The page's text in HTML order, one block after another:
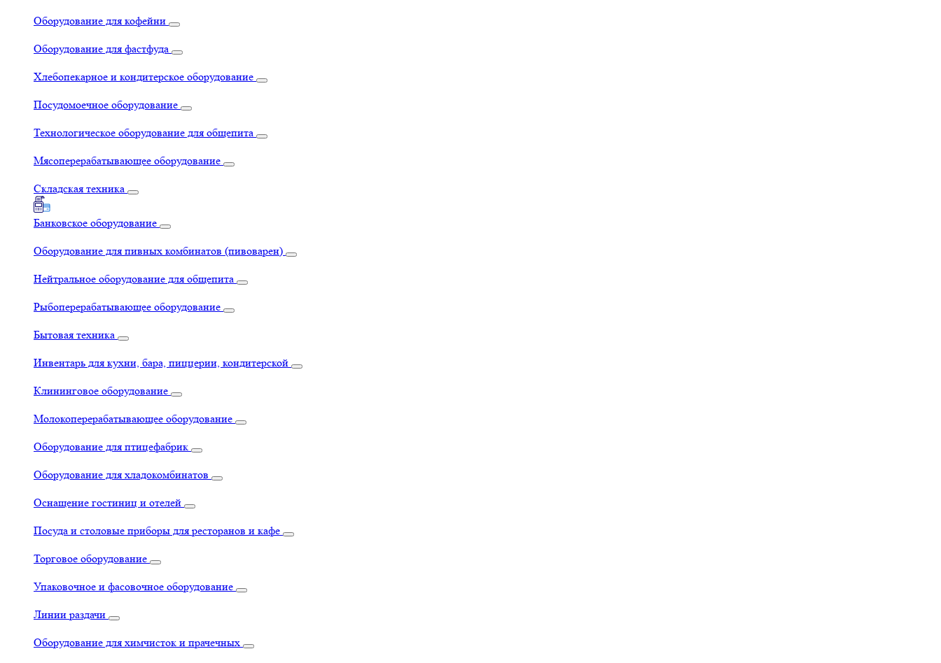
Оборудование для кофейни
Оборудование для фастфуда
Хлебопекарное и кондитерское оборудование
Посудомоечное оборудование
Технологическое оборудование для общепита
Мясоперерабатывающее оборудование
Складская техника
Банковское оборудование
Оборудование для пивных комбинатов (пивоварен)
Нейтральное оборудование для общепита
Рыбоперерабатывающее оборудование
Бытовая техника
Инвентарь для кухни, бара, пиццерии, кондитерской
Клининговое оборудование
Молокоперерабатывающее оборудование
Оборудование для птицефабрик
Оборудование для хладокомбинатов
Оснащение гостиниц и отелей
Посуда и столовые приборы для ресторанов и кафе
Торговое оборудование
Упаковочное и фасовочное оборудование
Линии раздачи
Оборудование для химчисток и прачечных